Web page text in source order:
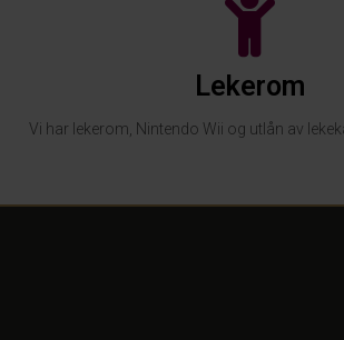
Lekerom
Vi har lekerom, Nintendo Wii og utlån av